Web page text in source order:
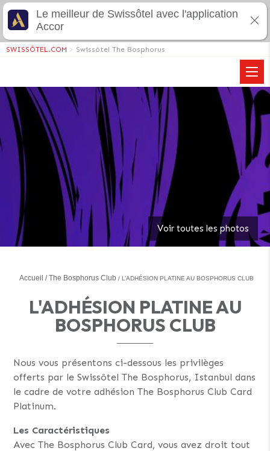
Voir toutes les photos
Accueil The Bosphorus Club L’ADHÉSION PLATINE AU BOSPHORUS CLUB
L'ADHÉSION PLATINE AU
BOSPHORUS CLUB
Nous vous présentons ci-dessous les privilèges
offerts par le Swissôtel The Bosphorus, Istanbul dans
le cadre de votre adhésion The Bosphorus Club Card
Platinum.
Les Caractéristiques
Avec The Bosphorus Club Card, vous avez droit tout
SWISSÔTEL.COM > Swissôtel The Bosphorus
Le meilleur de Swissôtel avec l'application
Accor